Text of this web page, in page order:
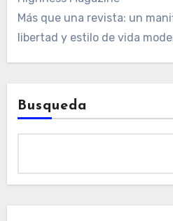
Más que una revista: un
libertad y estilo de vida
Busqueda